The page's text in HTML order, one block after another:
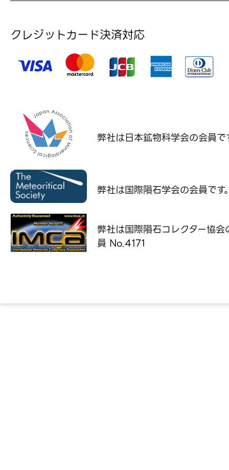
クレジットカード決済対応
弊社は日本鉱物科学会の会員で
弊社は国際隕石学会の会員です
弊社は国際隕石コレクター協会
員 No.4171